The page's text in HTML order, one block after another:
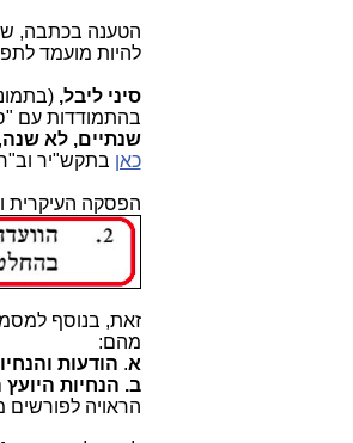
הטענה בכתבה,
להיות מועמד
סיני ליבל,
בהתמודדות עם
שנתיים, לא שנה
כאן בתקש"יר
הפסקה העיקרית והזהה שיש ב-2
זאת, בנוסף
מהם:
א. הודעות
ב. הנחיות
הראויה לפורשים